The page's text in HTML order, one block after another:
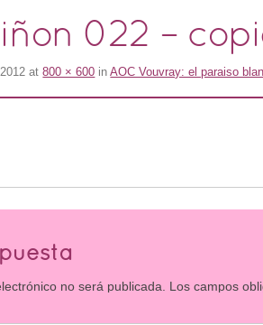
022 –
at800 × 600 inAOC Vouvray: el paraiso
no será publicada. Los campos